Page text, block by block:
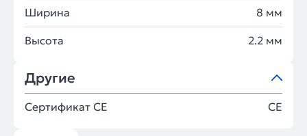
Ширина 8 мм
Высота 2.2 мм
Другие
Сертификат CE CE